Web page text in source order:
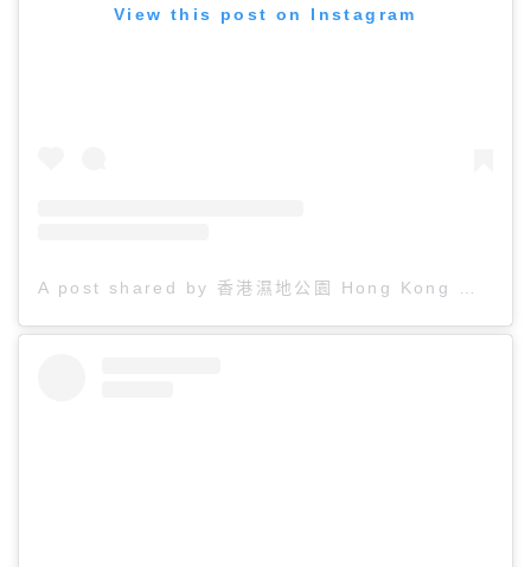
View this post on Instagram